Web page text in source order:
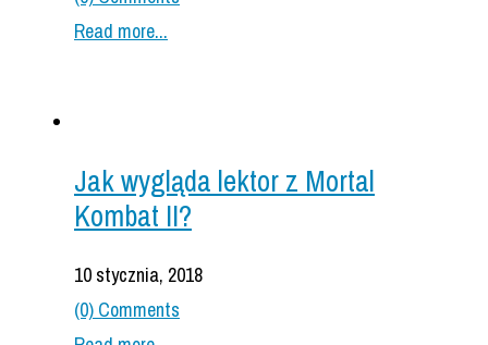
Read more...
Jak wygląda lektor z Mortal
Kombat II?
10 stycznia, 2018
(0) Comments